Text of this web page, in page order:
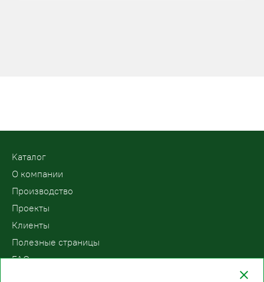
Kаталог
О компании
Производство
Проекты
Клиенты
Полезные страницы
FAQ